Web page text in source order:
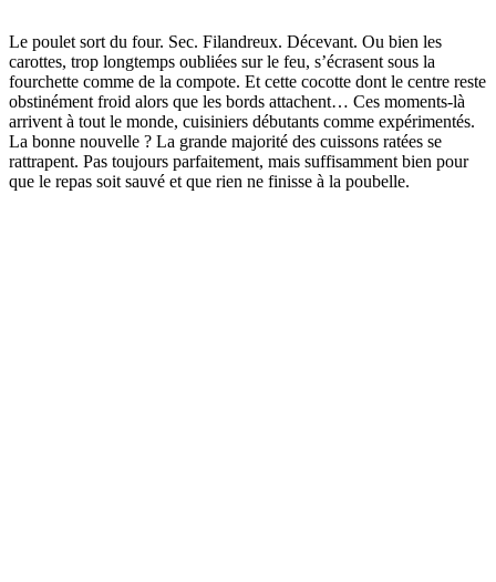
Le poulet sort du four. Sec. Filandreux. Décevant. Ou bien les
carottes, trop longtemps oubliées sur le feu, s’écrasent sous la
fourchette comme de la compote. Et cette cocotte dont le centre reste
obstinément froid alors que les bords attachent… Ces moments-là
arrivent à tout le monde, cuisiniers débutants comme expérimentés.
La bonne nouvelle ? La grande majorité des cuissons ratées se
rattrapent. Pas toujours parfaitement, mais suffisamment bien pour
que le repas soit sauvé et que rien ne finisse à la poubelle.